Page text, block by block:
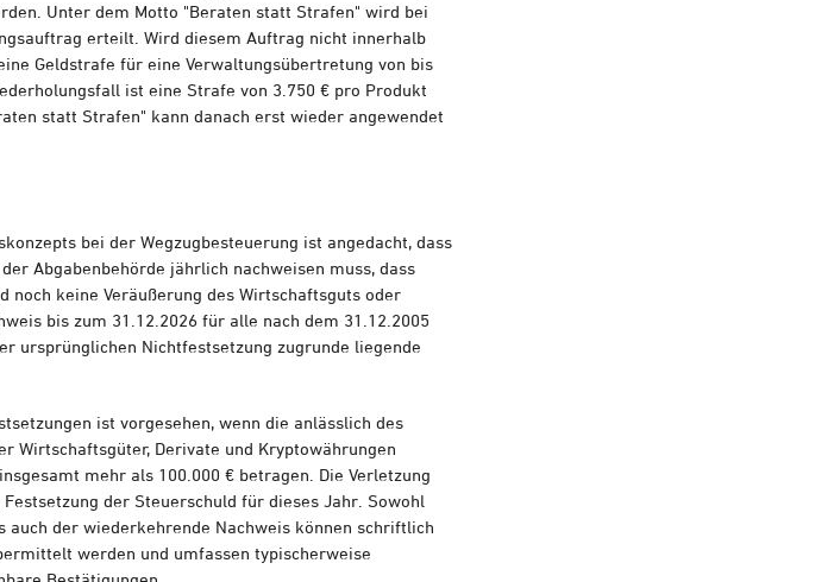
Unter dem Motto "Beraten statt Strafen" wird bei
erteilt. Wird diesem Auftrag nicht innerhalb
Geldstrafe für eine Verwaltungsübertretung von bis
ist eine Strafe von 3.750 € pro Produkt
statt Strafen" kann danach erst wieder angewendet
bei der Wegzugbesteuerung ist angedacht, dass
Abgabenbehörde jährlich nachweisen muss, dass
noch keine Veräußerung des Wirtschaftsguts oder
bis zum 31.12.2026 für alle nach dem 31.12.2005
ursprünglichen Nichtfestsetzung zugrunde liegende
ist vorgesehen, wenn die anlässlich des
Wirtschaftsgüter, Derivate und Kryptowährungen
mehr als 100.000 € betragen. Die Verletzung
der Steuerschuld für dieses Jahr. Sowohl
der wiederkehrende Nachweis können schriftlich
werden und umfassen typischerweise